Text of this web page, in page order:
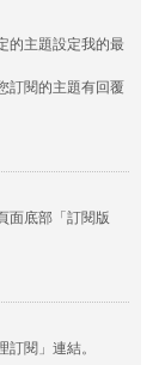
的主題設定我的最
訂閱的主題有回覆
面底部「訂閱版
閱」連結。